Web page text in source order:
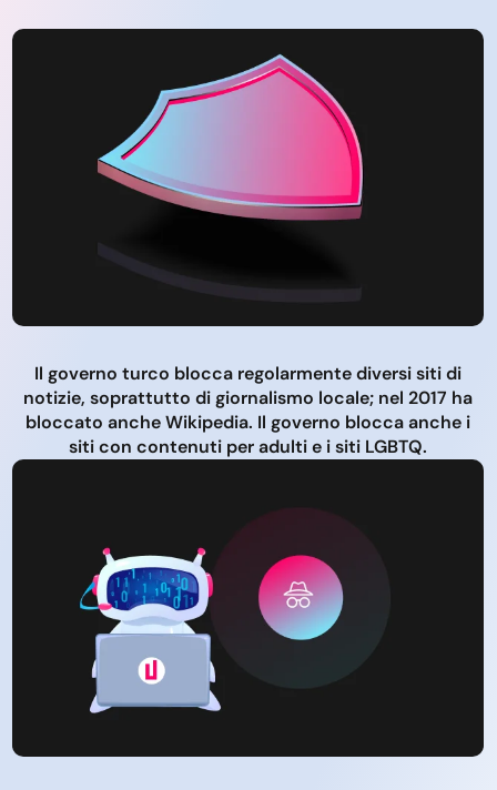
Il governo turco blocca regolarmente diversi siti di
notizie, soprattutto di giornalismo locale; nel 2017 ha
bloccato anche Wikipedia. Il governo blocca anche i
siti con contenuti per adulti e i siti LGBTQ.